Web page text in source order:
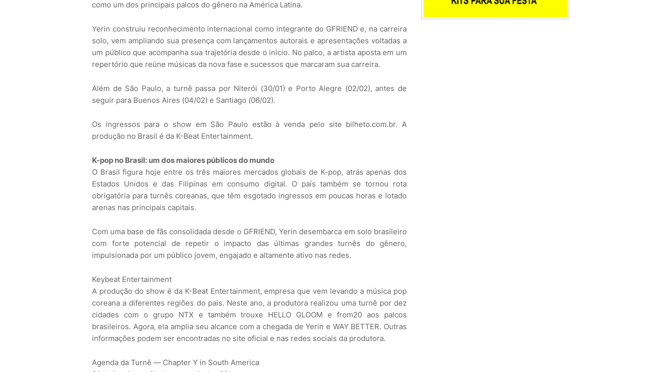
como um dos principais palcos do gênero na América Latina.
Yerin construiu reconhecimento internacional como integrante do GFRIEND e, na carreira
solo, vem ampliando sua presença com lançamentos autorais e apresentações voltadas a
um público que acompanha sua trajetória desde o início. No palco, a artista aposta em um
repertório que reúne músicas da nova fase e sucessos que marcaram sua carreira.
Além de São Paulo, a turnê passa por Niterói (30/01) e Porto Alegre (02/02), antes de
seguir para Buenos Aires (04/02) e Santiago (06/02).
Os ingressos para o show em São Paulo estão à venda pelo site bilheto.com.br. A
produção no Brasil é da K-Beat Entertainment.
K-pop no Brasil: um dos maiores públicos do mundo
O Brasil figura hoje entre os três maiores mercados globais de K-pop, atrás apenas dos
Estados Unidos e das Filipinas em consumo digital. O país também se tornou rota
obrigatória para turnês coreanas, que têm esgotado ingressos em poucas horas e lotado
arenas nas principais capitais.
Com uma base de fãs consolidada desde o GFRIEND, Yerin desembarca em solo brasileiro
com forte potencial de repetir o impacto das últimas grandes turnês do gênero,
impulsionada por um público jovem, engajado e altamente ativo nas redes.
Keybeat Entertainment
A produção do show é da K-Beat Entertainment, empresa que vem levando a música pop
coreana a diferentes regiões do país. Neste ano, a produtora realizou uma turnê por dez
cidades com o grupo NTX e também trouxe HELLO GLOOM e from20 aos palcos
brasileiros. Agora, ela amplia seu alcance com a chegada de Yerin e WAY BETTER. Outras
informações podem ser encontradas no site oficial e nas redes sociais da produtora.
Agenda da Turnê — Chapter Y in South America